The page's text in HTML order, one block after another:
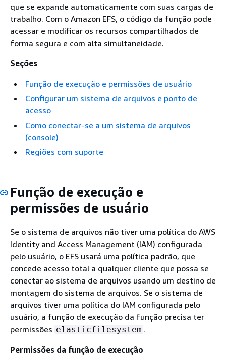
que se expande automaticamente com suas cargas de
trabalho. Com o Amazon EFS, o código da função pode
acessar e modificar os recursos compartilhados de
forma segura e com alta simultaneidade.
Seções
Função de execução e permissões de usuário
Configurar um sistema de arquivos e ponto de
acesso
Como conectar-se a um sistema de arquivos
(console)
Regiões com suporte
Função de execução e
permissões de usuário
Se o sistema de arquivos não tiver uma política do AWS
Identity and Access Management (IAM) configurada
pelo usuário, o EFS usará uma política padrão, que
concede acesso total a qualquer cliente que possa se
conectar ao sistema de arquivos usando um destino de
montagem do sistema de arquivos. Se o sistema de
arquivos tiver uma política do IAM configurada pelo
usuário, a função de execução da função precisa ter
permissões elasticfilesystem .
Permissões da função de execução